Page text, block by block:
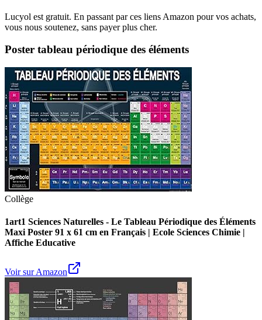
Lucyol est gratuit. En passant par ces liens Amazon pour vos achats,
vous nous soutenez, sans payer plus cher.
Poster tableau périodique des éléments
Collège
1art1 Sciences Naturelles - Le Tableau Périodique des Éléments
Maxi Poster 91 x 61 cm en Français | Ecole Sciences Chimie |
Affiche Educative
Voir sur Amazon